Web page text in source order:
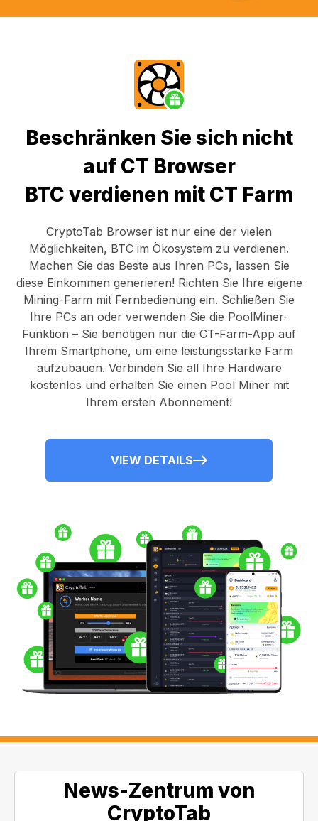
Beschränken Sie sich nicht
auf CT Browser
BTC verdienen mit CT Farm
CryptoTab Browser ist nur eine der vielen
Möglichkeiten, BTC im Ökosystem zu verdienen.
Machen Sie das Beste aus Ihren PCs, lassen Sie
diese Einkommen generieren! Richten Sie Ihre eigene
Mining-Farm mit Fernbedienung ein. Schließen Sie
Ihre PCs an oder verwenden Sie die PoolMiner-
Funktion – Sie benötigen nur die CT-Farm-App auf
Ihrem Smartphone, um eine leistungsstarke Farm
aufzubauen. Verbinden Sie all Ihre Hardware
kostenlos und erhalten Sie einen Pool Minermit
Ihrem ersten Abonnement!
VIEW DETAILS